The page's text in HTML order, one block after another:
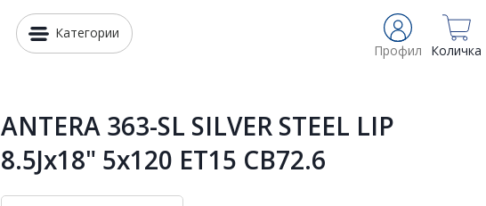
Профил Количка
Категории
ANTERA 363-SL SILVER STEEL LIP
8.5Jx18" 5x120 ET15 CB72.6